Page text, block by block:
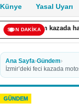
Künye Yasal Uyarı
SON DAKİKA
hayatını kaybetti
Ana Sayfa›Gündem›
İzmir’deki feci kazada
GÜNDEM